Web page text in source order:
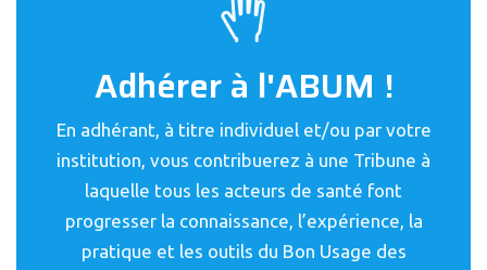
Adhérer à l'ABUM !
En adhérant, à titre individuel et/ou par votre
institution, vous contribuerez à une Tribune à
laquelle tous les acteurs de santé font
progresser la connaissance, l’expérience, la
pratique et les outils du Bon Usage des